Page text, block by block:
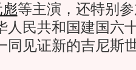
彪等主演，还特别
人民共和国建国六
同见证新的吉尼斯